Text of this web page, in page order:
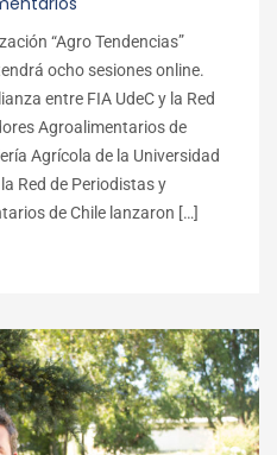
“Agro Tendencias”
ocho sesiones online.
entre FIA UdeC y la Red
Agroalimentarios de
Agrícola de la Universidad
Red de Periodistas y
de Chile lanzaron […]